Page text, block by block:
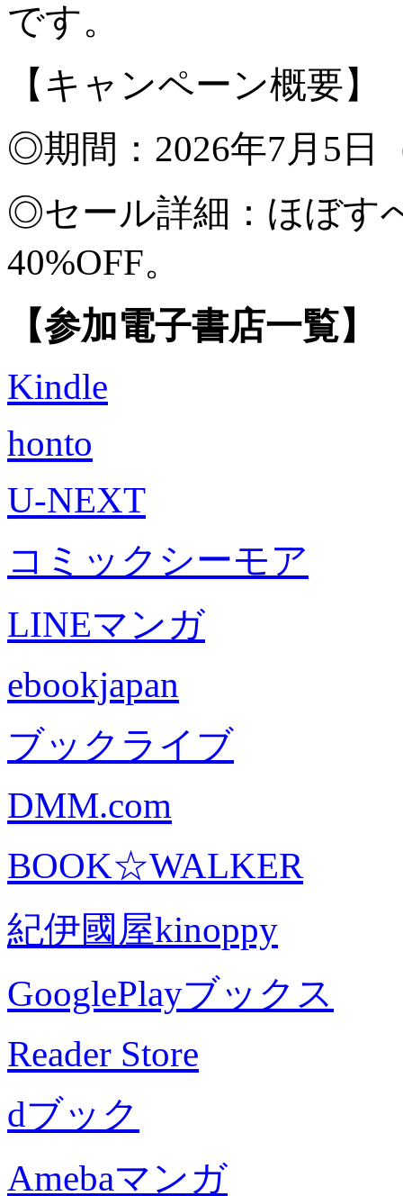
です。
【キャンペーン概要】
◎期間：2026年7月5日
◎セール詳細：ほぼす
40%OFF。
【参加電子書店一覧】
Kindle
honto
U-NEXT
コミックシーモア
LINEマンガ
ebookjapan
ブックライブ
DMM.com
BOOK☆WALKER
紀伊國屋kinoppy
GooglePlayブックス
Reader Store
dブック
Amebaマンガ